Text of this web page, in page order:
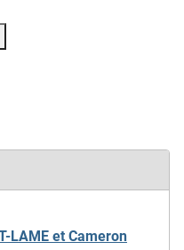
LAME et Cameron